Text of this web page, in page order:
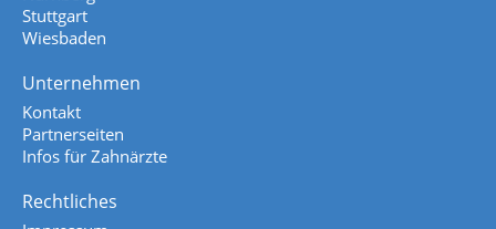
Stuttgart
Wiesbaden
Unternehmen
Kontakt
Partnerseiten
Infos für Zahnärzte
Rechtliches